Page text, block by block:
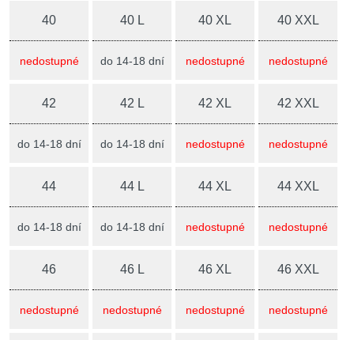
40
nedostupné
40 L
do 14-18 dní
40 XL
nedostupné
40 XXL
nedostupné
42
do 14-18 dní
42 L
do 14-18 dní
42 XL
nedostupné
42 XXL
nedostupné
44
do 14-18 dní
44 L
do 14-18 dní
44 XL
nedostupné
44 XXL
nedostupné
46
nedostupné
46 L
nedostupné
46 XL
nedostupné
46 XXL
nedostupné